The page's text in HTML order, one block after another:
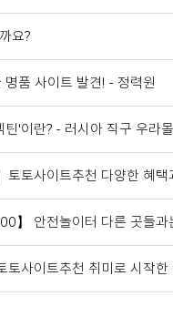
요?
품 사이트 발견! - 정력원
'이란? - 러시아 직구 우라
토사이트추천 다양한 혜
】 안전놀이터 다른 곳들
사이트추천 취미로 시작